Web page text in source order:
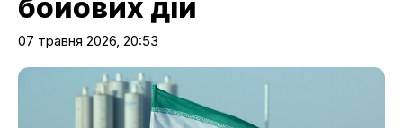
бойових дій
07 травня 2026, 20:53